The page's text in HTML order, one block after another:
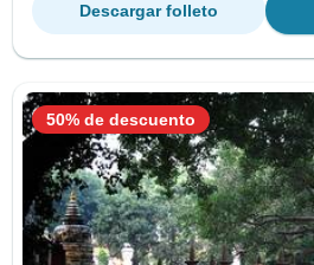
Descargar folleto
50% de descuento